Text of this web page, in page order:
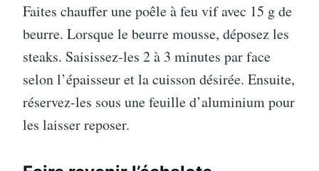
Faites chauffer une poêle à feu vif avec 15 g de
beurre. Lorsque le beurre mousse, déposez les
steaks. Saisissez-les 2 à 3 minutes par face
selon l’épaisseur et la cuisson désirée. Ensuite,
réservez-les sous une feuille d’aluminium pour
les laisser reposer.